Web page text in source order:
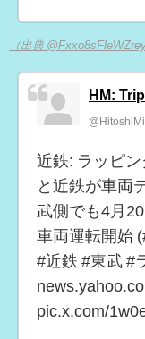
（出典
HM:
近鉄: ラッピ
と近鉄が車両
武側でも4月
車両運転開始
#近鉄 #東武 #
pic.x.com/